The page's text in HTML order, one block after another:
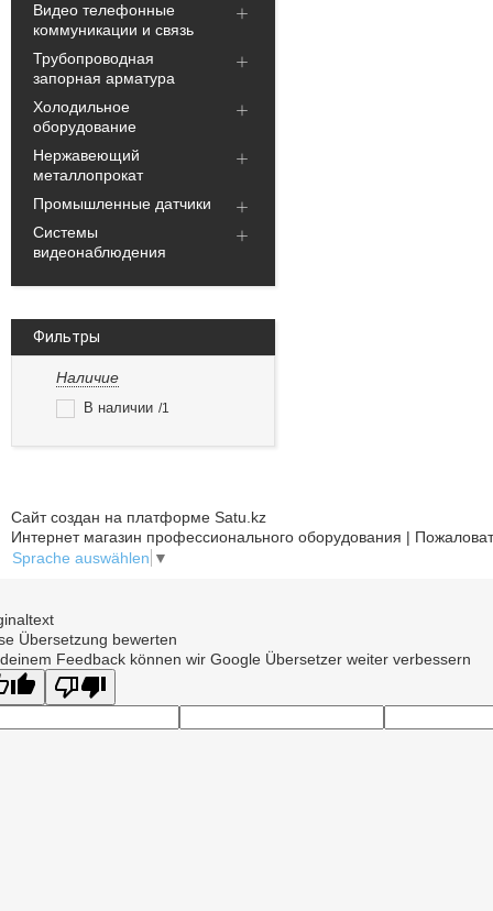
Видео телефонные
коммуникации и связь
Трубопроводная
запорная арматура
Холодильное
оборудование
Нержавеющий
металлопрокат
Промышленные датчики
Системы
видеонаблюдения
Фильтры
Наличие
В наличии 1
Сайт создан на платформе Satu.kz
Интернет магазин профессионального оборудования |
Sprache auswählen ▼
Übersetzung bewerten
Feedback können wir Google Übersetzer weiter verbessern